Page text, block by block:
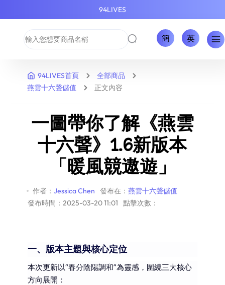
94LIVES
簡 英
94LIVES首頁
全部商品
燕雲十六聲儲值
正文內容
一圖帶你了解《燕雲
十六聲》1.6新版本
「暖風競遨遊」
作者： Jessica Chen 發布在： 燕雲十六聲儲值
發布時間：2025-03-20 11:01
點擊次數：
一、版本主題與核心定位
本次更新以“春分陰陽調和”為靈感，圍繞三大核心
方向展開：